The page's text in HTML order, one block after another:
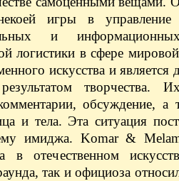
игры в управление
и
логистики в сфере
искусства и
творчества.
обсуждение, а
и тела. Эта ситуация
имиджа. Komar &
в отечественном
так и официоза